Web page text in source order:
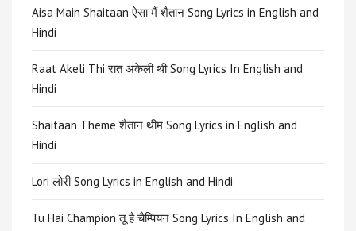
Aisa Main Shaitaan ऐसा मैं शैतान Song Lyrics in English and
Hindi
Raat Akeli Thi रात अकेली थी Song Lyrics In English and
Hindi
Shaitaan Theme शैतान थीम Song Lyrics in English and
Hindi
Lori लोरी Song Lyrics in English and Hindi
Tu Hai Champion तू है चैम्पियन Song Lyrics In English and